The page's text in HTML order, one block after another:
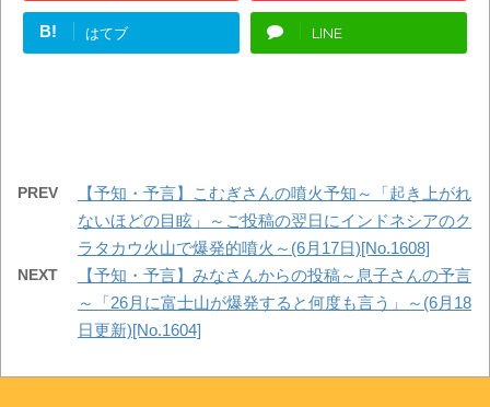
B! はてブ LINE
PREV
【予知・予言】こむぎさんの噴火予知～「起き上がれ
ないほどの目眩」～ご投稿の翌日にインドネシアのク
ラタカウ火山で爆発的噴火～(6月17日)[No.1608]
NEXT
【予知・予言】みなさんからの投稿～息子さんの予言
～「26月に富士山が爆発すると何度も言う」～(6月18
日更新)[No.1604]